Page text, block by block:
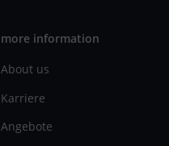
more information
About us
Karriere
Angebote